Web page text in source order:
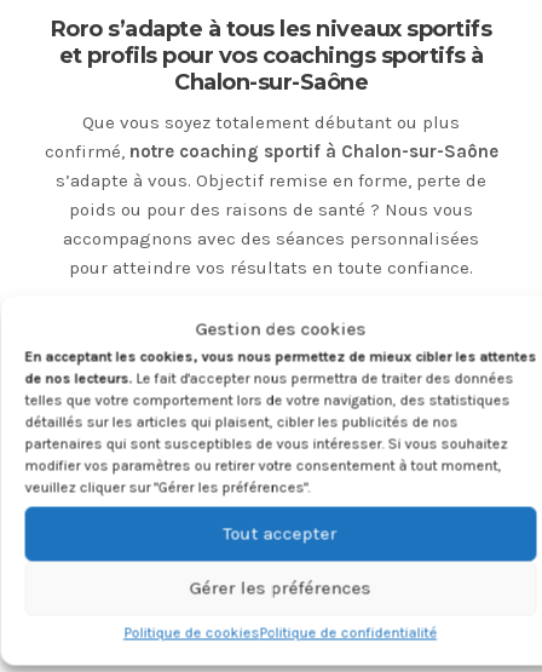
Gestion des cookies
En acceptant les cookies, vous nous permettez de mieux cibler les attentes
de nos lecteurs. Le fait d'accepter nous permettra de traiter des données
telles que votre comportement lors de votre navigation, des statistiques
détaillés sur les articles qui plaisent, cibler les publicités de nos
partenaires qui sont susceptibles de vous intéresser. Si vous souhaitez
modifier vos paramètres ou retirer votre consentement à tout moment,
veuillez cliquer sur "Gérer les préférences".
Tout accepter
Gérer les préférences
Politique de cookiesPolitique de confidentialité
Roro s’adapte à tous les niveaux sportifs
et profils pour vos coachings sportifs à
Chalon-sur-Saône
Que vous soyez totalement débutant ou plus
confirmé, notre coaching sportif à Chalon-sur-Saône
s’adapte à vous. Objectif remise en forme, perte de
poids ou pour des raisons de santé ? Nous vous
accompagnons avec des séances personnalisées
pour atteindre vos résultats en toute confiance.
services de coaching sportif sur Chalon-sur-Saône, lui